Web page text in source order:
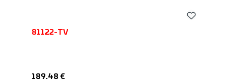
81122-TV
Regulärer Preis:
189,48 €